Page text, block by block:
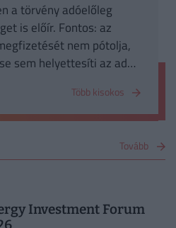
a törvény adóelőleg
is előír. Fontos: az
nem pótolja,
sem helyettesíti az adó
Több kisokos
Tovább
Investment Forum